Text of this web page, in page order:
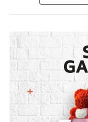
Ceará Sivil Polisi de